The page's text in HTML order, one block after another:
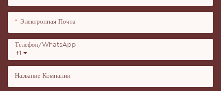
Электронная Почта
+1
Телефон/WhatsApp
Название Компании